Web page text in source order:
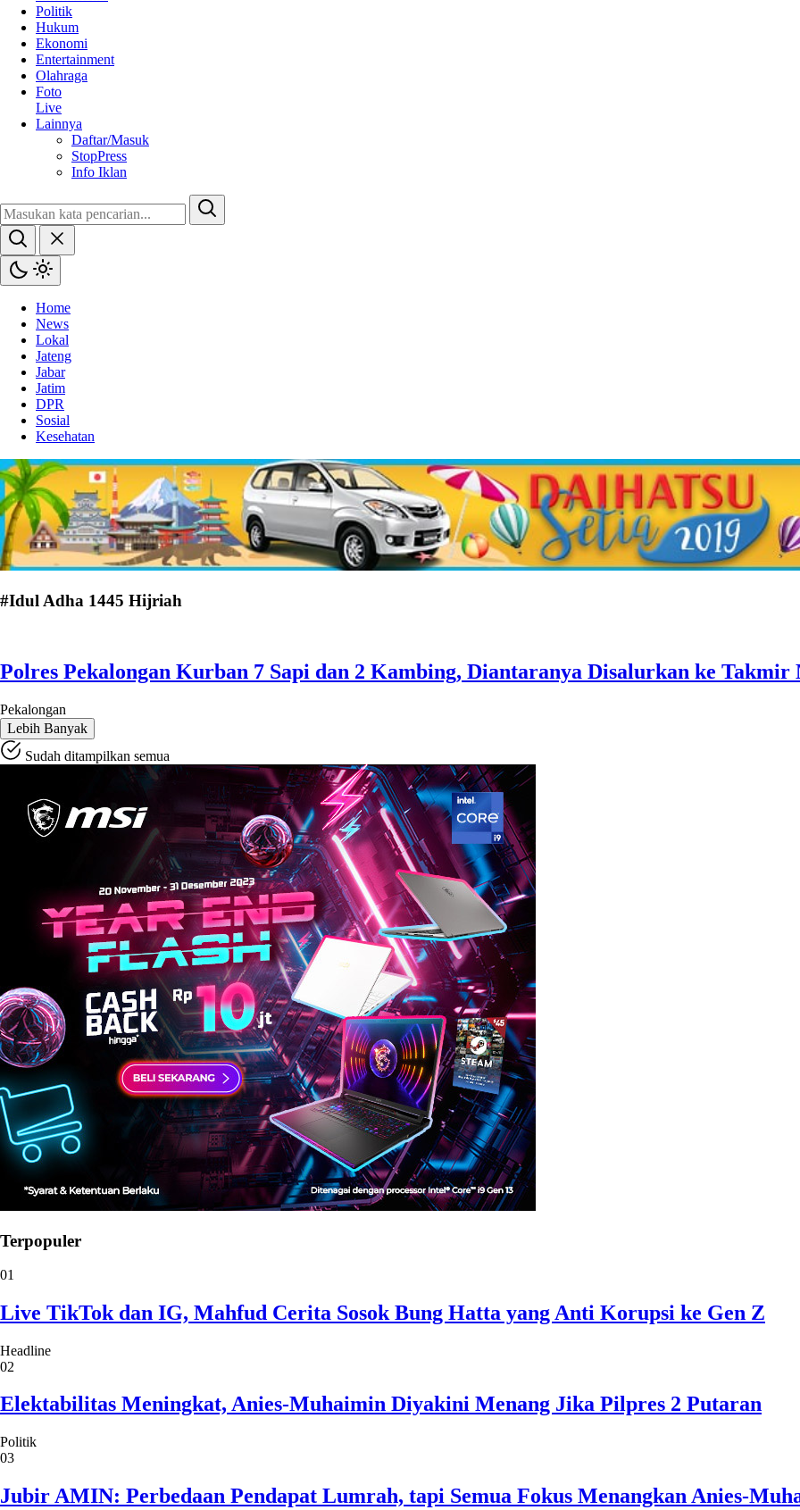
Politik
Hukum
Ekonomi
Entertainment
Olahraga
Foto
Live
Lainnya
Daftar/Masuk
StopPress
Info Iklan
Home
News
Lokal
Jateng
Jabar
Jatim
DPR
Sosial
Kesehatan
#Idul Adha 1445 Hijriah
Polres Pekalongan Kurban 7 Sapi dan 2 Kambing, Diantaranya Disalurkan ke Takmir
Pekalongan
Lebih Banyak
Sudah ditampilkan semua
Terpopuler
01
Live TikTok dan IG, Mahfud Cerita Sosok Bung Hatta yang Anti Korupsi ke Gen Z
Headline
02
Elektabilitas Meningkat, Anies-Muhaimin Diyakini Menang Jika Pilpres 2 Putaran
Politik
03
Jubir AMIN: Perbedaan Pendapat Lumrah, tapi Semua Fokus Menangkan Anies-